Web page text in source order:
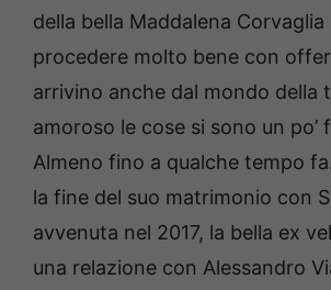
della bella Maddalena Corvaglia
procedere molto bene con
arrivino anche dal mondo della
amoroso le cose si sono un po’
Almeno fino a qualche tempo
la fine del suo matrimonio con
avvenuta nel 2017, la bella ex
una relazione con Alessandro